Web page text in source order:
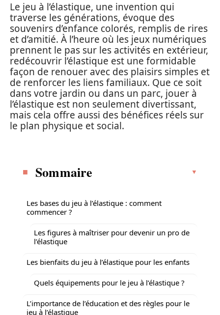
Le jeu à l’élastique, une invention qui
traverse les générations, évoque des
souvenirs d’enfance colorés, remplis de rires
et d’amitié. À l’heure où les jeux numériques
prennent le pas sur les activités en extérieur,
redécouvrir l’élastique est une formidable
façon de renouer avec des plaisirs simples et
de renforcer les liens familiaux. Que ce soit
dans votre jardin ou dans un parc, jouer à
l’élastique est non seulement divertissant,
mais cela offre aussi des bénéfices réels sur
le plan physique et social.
Sommaire
Les bases du jeu à l’élastique : comment
commencer ?
Les figures à maîtriser pour devenir un pro de
l’élastique
Les bienfaits du jeu à l’élastique pour les enfants
Quels équipements pour le jeu à l’élastique ?
L’importance de l’éducation et des règles pour le
jeu à l’élastique